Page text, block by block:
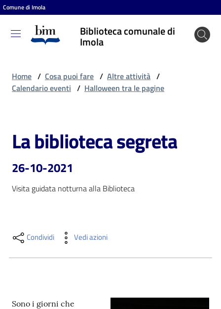
Vai al contenuto
Vai alla navigazione
Vai al footer
Comune di Imola
Biblioteca comunale di
Imola
Biblioteca
comunale
Cosa
puoi
fare
contenuti
Home / Cosa puoi fare / Altre attività /
Calendario eventi / Halloween tra le pagine
Salta al contenuto
La biblioteca segreta
26-10-2021
Visita guidata notturna alla Biblioteca
Condividi Vedi azioni
Sono i giorni che